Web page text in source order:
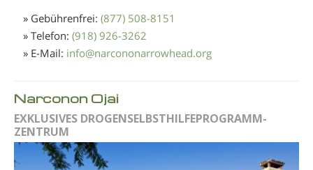
» Gebührenfrei: (877) 508-8151
» Telefon: (918) 926-3262
» E-Mail: info@narcononarrowhead.org
Narconon Ojai
EXKLUSIVES DROGENSELBSTHILFEPROGRAMM-
ZENTRUM